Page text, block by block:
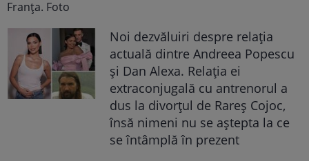
Noi dezvăluiri despre relația
actuală dintre Andreea Popescu
și Dan Alexa. Relația ei
extraconjugală cu antrenorul a
dus la divorțul de Rareș Cojoc,
însă nimeni nu se aștepta la ce
se întâmplă în prezent